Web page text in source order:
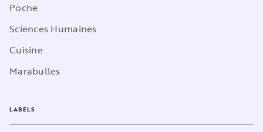
Poche
Sciences Humaines
Cuisine
Marabulles
LABELS